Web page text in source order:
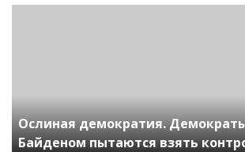
Ослиная демократия.
Байденом пытаются взять